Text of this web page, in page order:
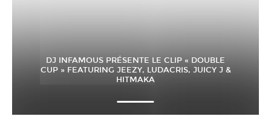
DJ INFAMOUS PRÉSENTE LE CLIP « DOUBLE
CUP » FEATURING JEEZY, LUDACRIS, JUICY J &
HITMAKA